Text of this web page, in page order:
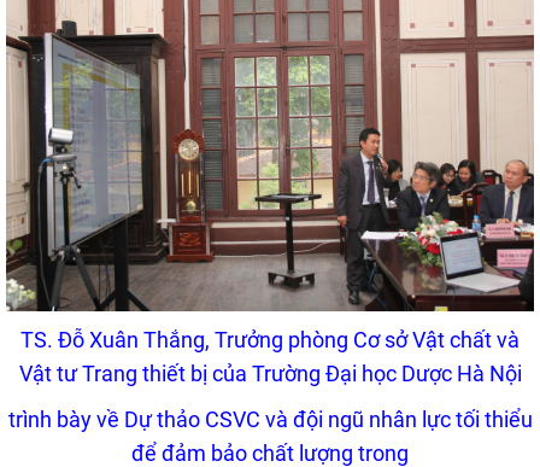
TS. Đỗ Xuân Thắng, Trưởng phòng Cơ sở Vật chất và
Vật tư Trang thiết bị của Trường Đại học Dược Hà Nội
trình bày về Dự thảo CSVC và đội ngũ nhân lực tối thiểu
để đảm bảo chất lượng trong